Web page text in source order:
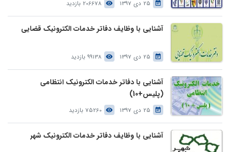
25 دی 1397 206678 بازدید
آشنایی با وظایف دفاتر خدمات الکترونیک قضایی
25 دی 1397 99138 بازدید
آشنایی با دفاتر خدمات الکترونیک انتظامی
(پلیس+10)
25 دی 1397 75260 بازدید
آشنایی با وظایف دفاتر خدمات الکترونیک شهر